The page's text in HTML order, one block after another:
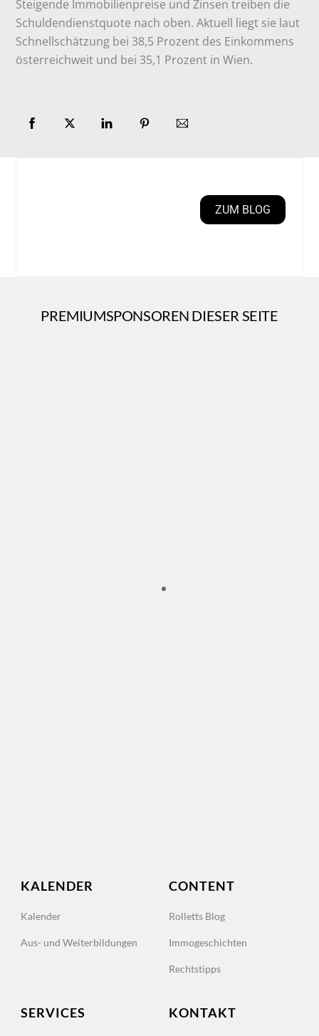
Steigende Immobilienpreise und Zinsen treiben die
Schuldendienstquote nach oben. Aktuell liegt sie laut
Schnellschätzung bei 38,5 Prozent des Einkommens
österreichweit und bei 35,1 Prozent in Wien.
ZUM BLOG
PREMIUMSPONSOREN DIESER SEITE
KALENDER
Kalender
Aus- und Weiterbildungen
CONTENT
Rolletts Blog
Immogeschichten
Rechtstipps
SERVICES KONTAKT